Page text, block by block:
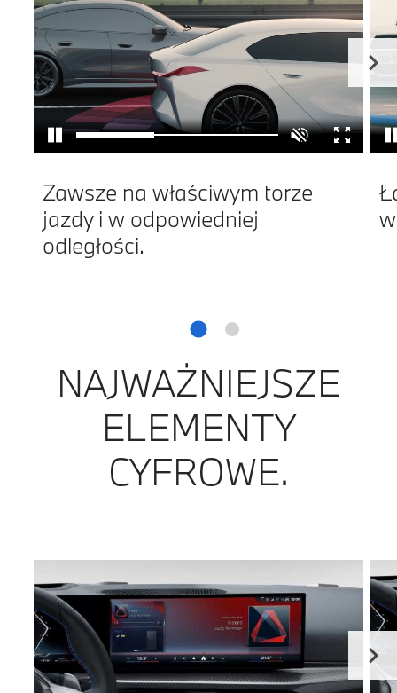
Zawsze na właściwym torze
jazdy i w odpowiedniej
odległości.
NAJWAŻNIEJSZE
ELEMENTY
CYFROWE.